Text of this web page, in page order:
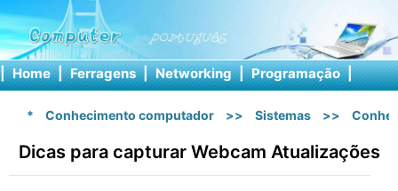
| Home | Ferragens | Networking | Programação |
* Conhecimento computador >> Sistemas >>
Dicas para capturar Webcam Atualizações